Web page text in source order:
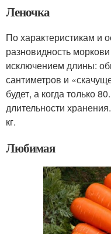
Леночка
По характеристикам и
разновидность
исключением длины:
сантиметров и
будет, а когда только
длительности
кг.
Любимая